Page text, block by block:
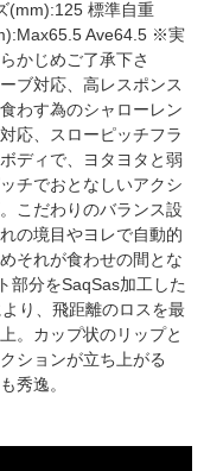
(mm):125 標準自重
Ave64.5 ※実
かじめご了承下さ
ブ対応、高レスポンス
わす為のシャローレン
応、スローピッチフラ
ディで、ヨタヨタと弱
チでおとなしいアクシ
こだわりのバランス設
の境目やヨレで自動的
それが食わせの間とな
部分をSaqSas加工した
り、飛距離のロスを最
。カップ状のリップと
ションが立ち上がる
秀逸。